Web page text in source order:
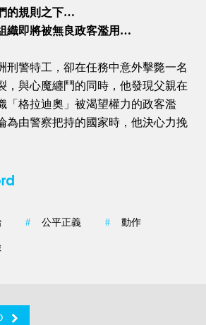
的規則之下…
織即將被無良政客濫用…
刑警特工，卻在任務中意外擊斃一名
，與心魔纏鬥的同時，他發現父親在
「格拉迪奧」被渴望權力的政客濫
為由警察把持的國家時，他決心力挽
# 公平正義 # 動作